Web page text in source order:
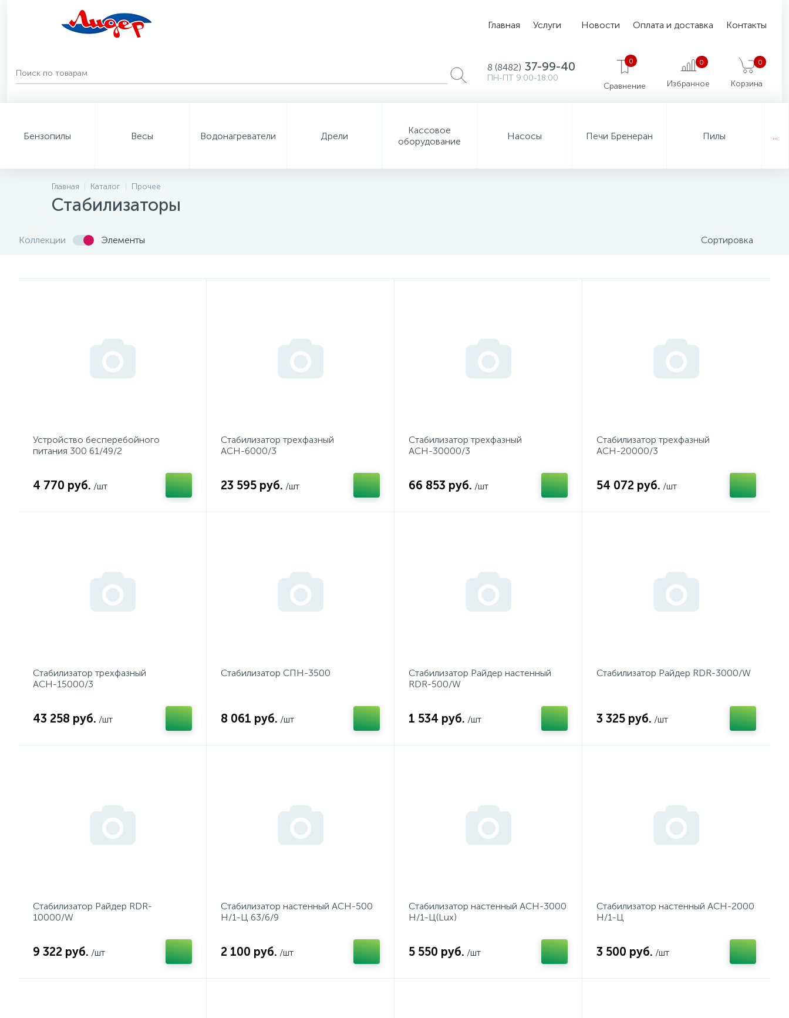
Главная Услуги Новости Оплата и доставка Контакты
8 (8482) 37-99-40
ПН-ПТ 9:00-18:00
0
Сравнение
0
Избранное
0
Корзина
Бензопилы Весы Водонагреватели Дрели
Кассовое
оборудование
Насосы Печи Бренеран Пилы
Главная Каталог Прочее
Стабилизаторы
Коллекции Элементы Сортировка
Устройство бесперебойного
питания 300 61/49/2
4 770 руб. /шт
Стабилизатор трехфазный
АСН-6000/3
23 595 руб. /шт
Стабилизатор трехфазный
АСН-30000/3
66 853 руб. /шт
Стабилизатор трехфазный
АСН-20000/3
54 072 руб. /шт
Стабилизатор трехфазный
АСН-15000/3
43 258 руб. /шт
Стабилизатор СПН-3500
8 061 руб. /шт
Стабилизатор Райдер настенный
RDR-500/W
1 534 руб. /шт
Стабилизатор Райдер RDR-3000/W
3 325 руб. /шт
Стабилизатор Райдер RDR-
10000/W
9 322 руб. /шт
Стабилизатор настенный АСН-500
Н/1-Ц 63/6/9
2 100 руб. /шт
Стабилизатор настенный АСН-3000
Н/1-Ц(Lux)
5 550 руб. /шт
Стабилизатор настенный АСН-2000
Н/1-Ц
3 500 руб. /шт